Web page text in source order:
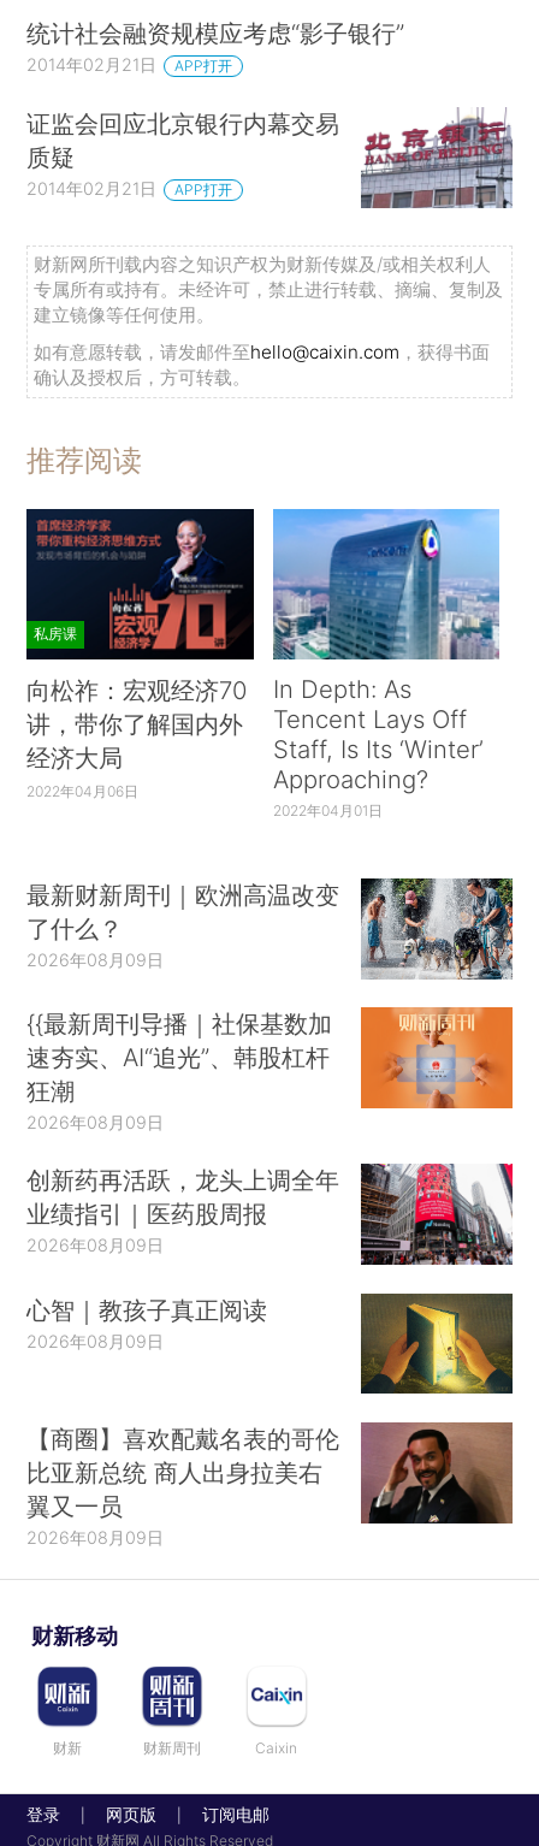
统计社会融资规模应考虑“影子银行”
2014年02月21日 APP打开
证监会回应北京银行内幕交易
质疑
2014年02月21日 APP打开
财新网所刊载内容之知识产权为财新传媒及/或相关权利人
专属所有或持有。未经许可，禁止进行转载、摘编、复制及
建立镜像等任何使用。
如有意愿转载，请发邮件至hello@caixin.com ，获得书面
确认及授权后，方可转载。
推荐阅读
私房课
向松祚：宏观经济70
讲，带你了解国内外
经济大局
2022年04月06日
In Depth: As
Tencent Lays Off
Staff, Is Its ‘Winter’
Approaching?
2022年04月01日
最新财新周刊｜欧洲高温改变
了什么？
2026年08月09日
{{最新周刊导播｜社保基数加
速夯实、AI“追光”、韩股杠杆
狂潮
2026年08月09日
创新药再活跃，龙头上调全年
业绩指引｜医药股周报
2026年08月09日
心智｜教孩子真正阅读
2026年08月09日
【商圈】喜欢配戴名表的哥伦
比亚新总统 商人出身拉美右
翼又一员
2026年08月09日
财新移动
财新 财新周刊 Caixin
登录 网页版 订阅电邮
Copyright 财新网 All Rights Reserved